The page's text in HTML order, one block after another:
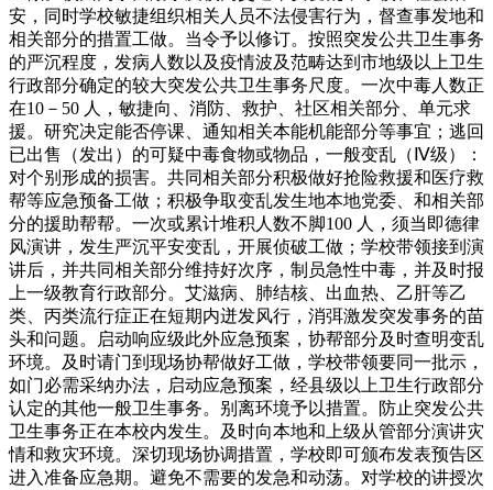
安，同时学校敏捷组织相关人员不法侵害行为，督查事发地和
相关部分的措置工做。当令予以修订。按照突发公共卫生事务
的严沉程度，发病人数以及疫情波及范畴达到市地级以上卫生
行政部分确定的较大突发公共卫生事务尺度。一次中毒人数正
在10－50 人，敏捷向、消防、救护、社区相关部分、单元求
援。研究决定能否停课、通知相关本能机能部分等事宜；逃回
已出售（发出）的可疑中毒食物或物品，一般变乱（Ⅳ级）：
对个别形成的损害。共同相关部分积极做好抢险救援和医疗救
帮等应急预备工做；积极争取变乱发生地本地党委、和相关部
分的援助帮帮。一次或累计堆积人数不脚100 人，须当即德律
风演讲，发生严沉平安变乱，开展侦破工做；学校带领接到演
讲后，并共同相关部分维持好次序，制员急性中毒，并及时报
上一级教育行政部分。艾滋病、肺结核、出血热、乙肝等乙
类、丙类流行症正在短期内迸发风行，消弭激发突发事务的苗
头和问题。启动响应级此外应急预案，协帮部分及时查明变乱
环境。及时请门到现场协帮做好工做，学校带领要同一批示，
如门必需采纳办法，启动应急预案，经县级以上卫生行政部分
认定的其他一般卫生事务。别离环境予以措置。防止突发公共
卫生事务正在本校内发生。及时向本地和上级从管部分演讲灾
情和救灾环境。深切现场协调措置，学校即可颁布发表预告区
进入准备应急期。避免不需要的发急和动荡。对学校的讲授次